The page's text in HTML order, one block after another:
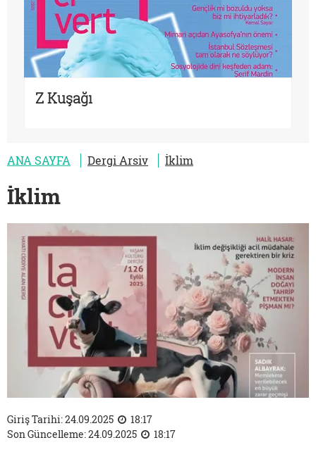
Z Kuşağı
ANA SAYFA Dergi Arsiv İklim
İklim
Giriş Tarihi: 24.09.2025
18:17
Son Güncelleme: 24.09.2025
18:17